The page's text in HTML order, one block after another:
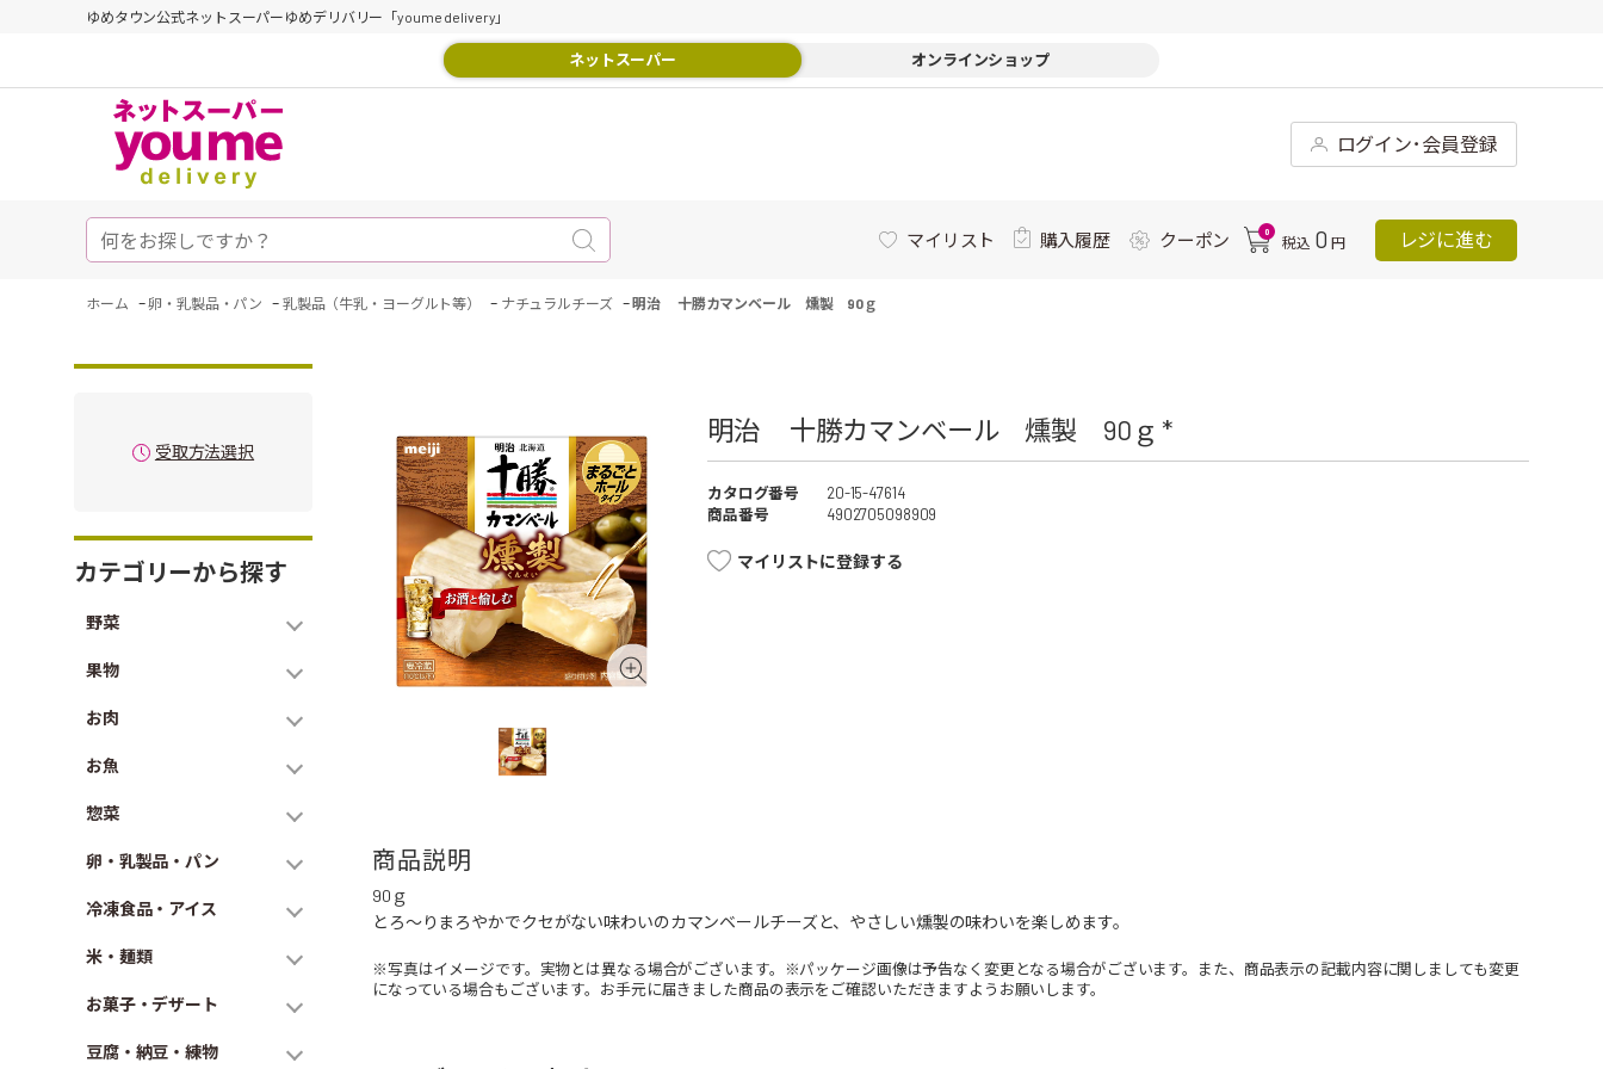
ゆめタウン公式ネットスーパーゆめデリバリー「youme delivery」
ネットスーパー オンラインショップ
ログイン･会員登録
マイリスト 購入履歴 クーポン 0
税込 0 円 レジに進む
ホーム -卵・乳製品・パン - 乳製品（牛乳・ヨーグルト等） - ナチュラルチーズ -明治 十勝カマンベール 燻製 90ｇ
受取方法選択
カテゴリーから探す
野菜
果物
お肉
お魚
惣菜
卵・乳製品・パン
冷凍食品・アイス
米・麺類
お菓子・デザート
豆腐・納豆・練物
明治 十勝カマンベール 燻製 90ｇ *
カタログ番号
20-15-47614
商品番号
4902705098909
マイリストに登録する
商品説明
90ｇ
とろ～りまろやかでクセがない味わいのカマンベールチーズと、やさしい燻製の味わいを楽しめます。
※写真はイメージです。実物とは異なる場合がございます。※パッケージ画像は予告なく変更となる場合がございます。また、商品表示の記載内容に関しましても変更
になっている場合もございます。お手元に届きました商品の表示をご確認いただきますようお願いします。